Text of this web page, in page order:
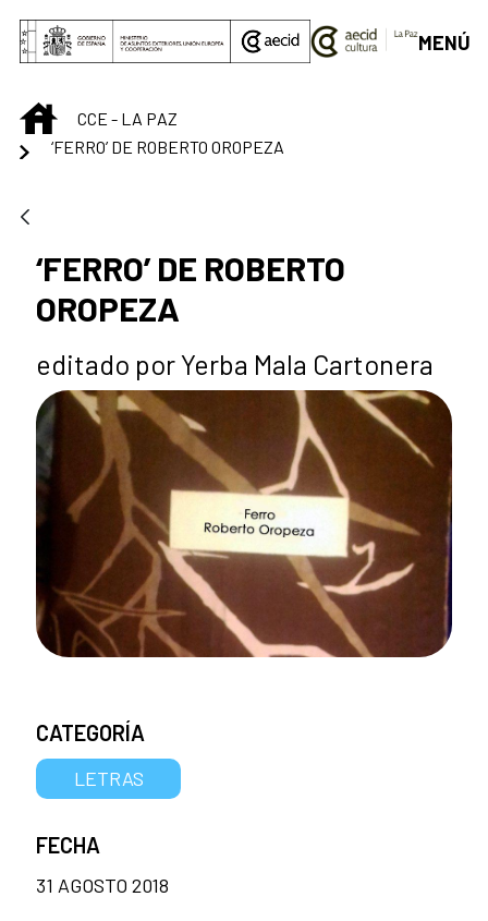
Saltar al contenido principal
MENÚ
INICIOCCE - LA PAZ
‘FERRO’ DE ROBERTO OROPEZA
‘FERRO’ DE ROBERTO
OROPEZA
editado por Yerba Mala Cartonera
CATEGORÍA
LETRAS
FECHA
31 AGOSTO 2018